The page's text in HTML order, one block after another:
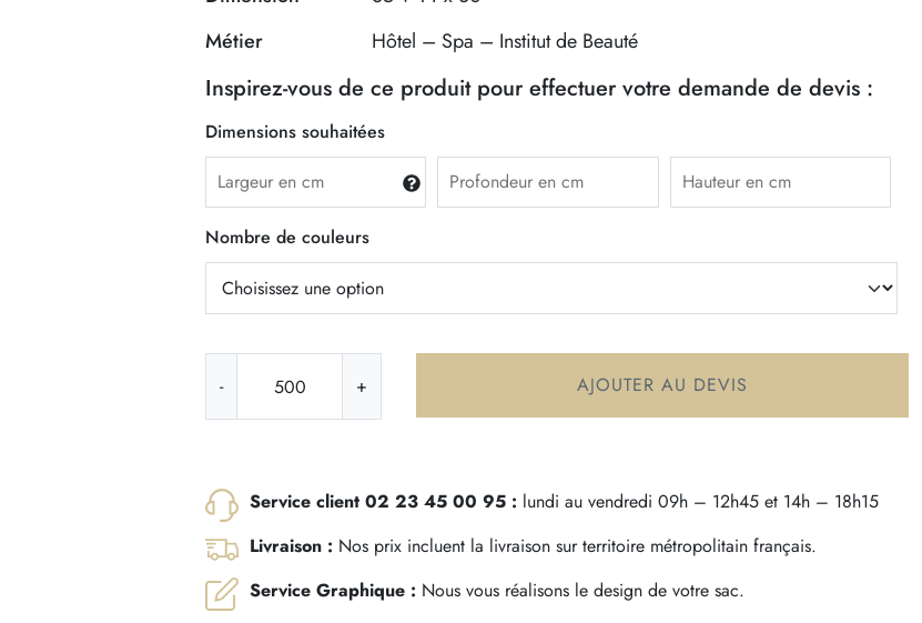
Métier
Hôtel – Spa – Institut de Beauté
Inspirez-vous de ce produit pour effectuer votre demande de devis :
Dimensions souhaitées
Nombre de couleurs
-
a
i
é
d
e
+ AJOUTER AU DEVIS
Service client 02 23 45 00 95 : lundi au vendredi 09h – 12h45 et 14h – 18h15
Livraison : Nos prix incluent la livraison sur territoire métropolitain français.
Service Graphique : Nous vous réalisons le design de votre sac.